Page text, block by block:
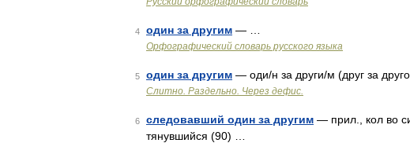
4 один за другим — …
Орфографический словарь русского языка
5 один за другим — оди/н за други/м (друг за
Слитно. Раздельно. Через дефис.
6 следовавший один за другим — прил., кол во
тянувшийся (90) …